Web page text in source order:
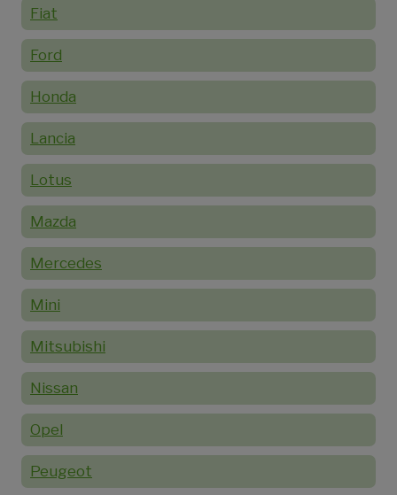
Fiat
Ford
Honda
Lancia
Lotus
Mazda
Mercedes
Mini
Mitsubishi
Nissan
Opel
Peugeot